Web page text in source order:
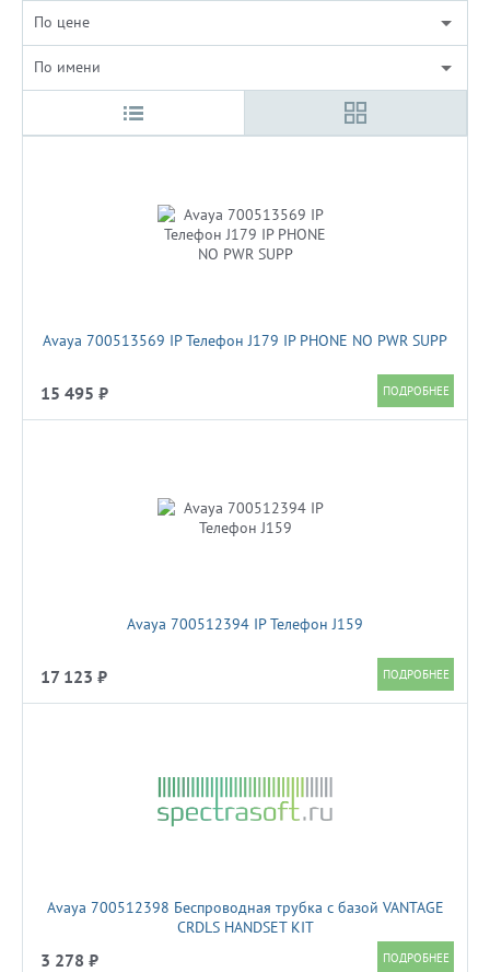
По цене
По имени
Avaya 700513569 IP Телефон J179 IP PHONE NO PWR SUPP
15 495 ₽
Avaya 700512394 IP Телефон J159
17 123 ₽
Avaya 700512398 Беспроводная трубка с базой VANTAGE
CRDLS HANDSET KIT
3 278 ₽